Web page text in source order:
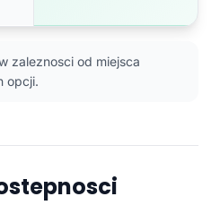
zaleznosci od miejsca
opcji.